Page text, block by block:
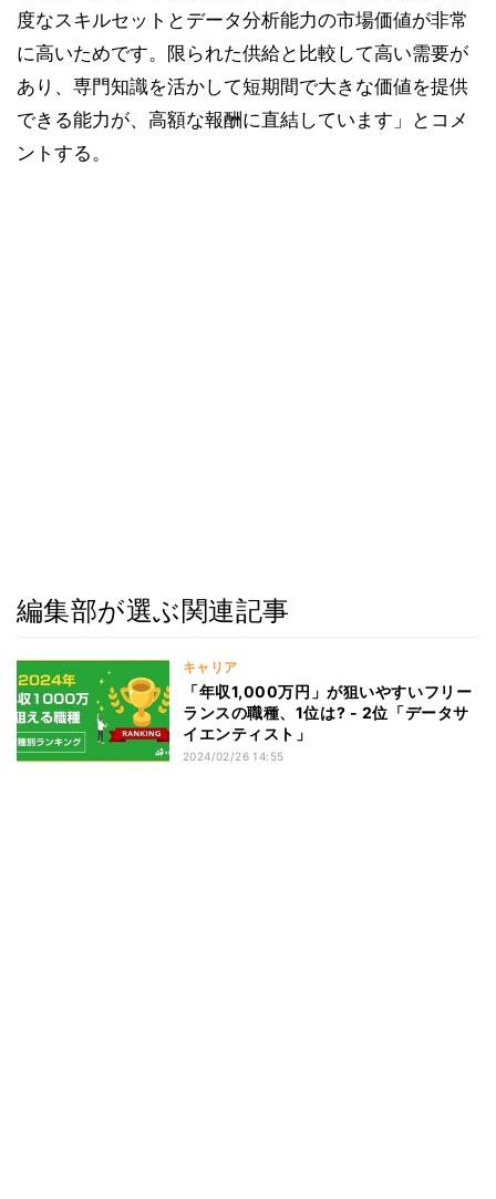
度なスキルセットとデータ分析能力の市場価値が非常
に高いためです。限られた供給と比較して高い需要が
あり、専門知識を活かして短期間で大きな価値を提供
できる能力が、高額な報酬に直結しています」とコメ
ントする。
編集部が選ぶ関連記事
キャリア
「年収1,000万円」が狙いやすいフリー
ランスの職種、1位は? - 2位「データサ
イエンティスト」
2024/02/26 14:55